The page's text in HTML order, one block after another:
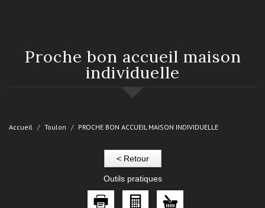
proche bon accueil maison
individuelle
Accueil Toulon PROCHE BON ACCUEIL MAISON INDIVIDUELLE
< Retour
Outils pratiques